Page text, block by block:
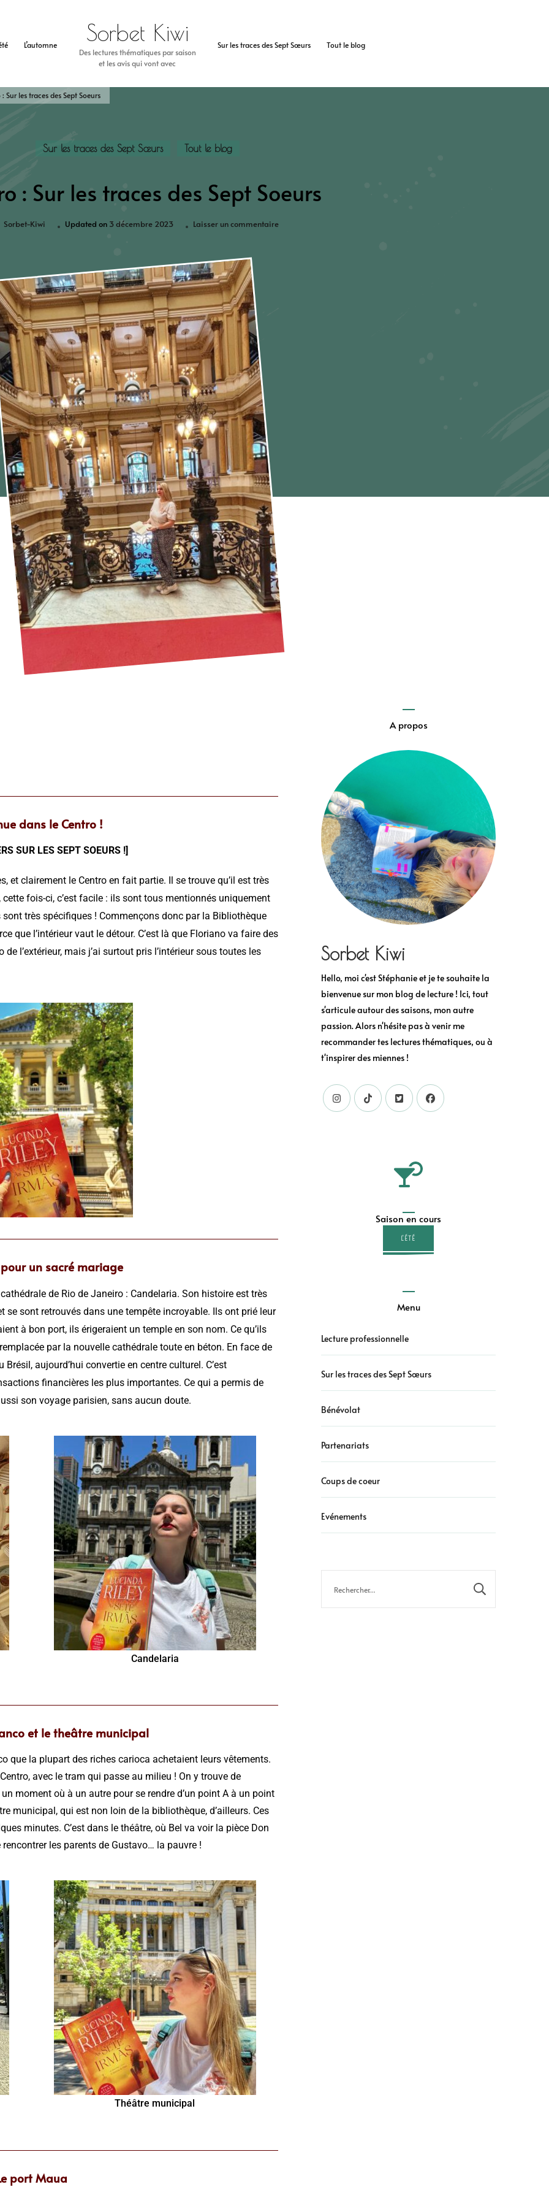
L’automne Sur les traces des Sept Sœurs Tout le blog
Sorbet Kiwi
Des lectures thématiques par saison
et les avis qui vont avec
Sur les traces des Sept Soeurs
Sur les traces des Sept Sœurs Tout le blog
: Sur les traces des Sept Soeurs
Sorbet-Kiwi Updated on 3 décembre 2023 Laisser un commentaire
dans le Centro !
SUR LES SEPT SOEURS !]
et clairement le Centro en fait partie. Il se trouve qu’il est très
fois-ci, c’est facile : ils sont tous mentionnés uniquement
sont très spécifiques ! Commençons donc par la Bibliothèque
que l’intérieur vaut le détour. C’est là que Floriano va faire des
l’extérieur, mais j’ai surtout pris l’intérieur sous toutes les
un sacré mariage
de Rio de Janeiro : Candelaria. Son histoire est très
se sont retrouvés dans une tempête incroyable. Ils ont prié leur
à bon port, ils érigeraient un temple en son nom. Ce qu’ils
par la nouvelle cathédrale toute en béton. En face de
aujourd’hui convertie en centre culturel. C’est
financières les plus importantes. Ce qui a permis de
son voyage parisien, sans aucun doute.
Candelaria
et le theâtre municipal
que la plupart des riches carioca achetaient leurs vêtements.
avec le tram qui passe au milieu ! On y trouve de
moment où à un autre pour se rendre d’un point A à un point
municipal, qui est non loin de la bibliothèque, d’ailleurs. Ces
minutes. C’est dans le théâtre, où Bel va voir la pièce Don
les parents de Gustavo… la pauvre !
Théâtre municipal
port Maua
A propos
Sorbet Kiwi
Hello, moi c'est Stéphanie et je te souhaite la
bienvenue sur mon blog de lecture ! Ici, tout
s'articule autour des saisons, mon autre
passion. Alors n'hésite pas à venir me
recommander tes lectures thématiques, ou à
t'inspirer des miennes !
Saison en cours
L'ÉTÉ
Menu
Lecture professionnelle
Sur les traces des Sept Sœurs
Bénévolat
Partenariats
Coups de coeur
Evénements